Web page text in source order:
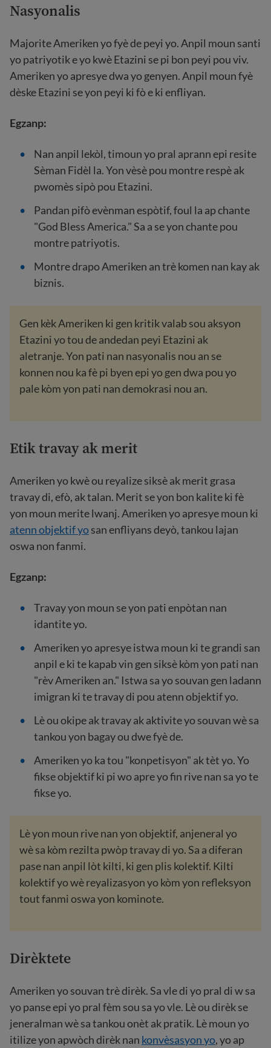
Nasyonalis
Majorite Ameriken yo fyè de peyi yo. Anpil moun santi
yo patriyotik e yo kwè Etazini se pi bon peyi pou viv.
Ameriken yo apresye dwa yo genyen. Anpil moun fyè
dèske Etazini se yon peyi ki fò e ki enfliyan.
Egzanp:
Nan anpil lekòl, timoun yo pral aprann epi resite
Sèman Fidèl la. Yon vèsè pou montre respè ak
pwomès sipò pou Etazini.
Pandan pifò evènman espòtif, foul la ap chante
"God Bless America." Sa a se yon chante pou
montre patriyotis.
Montre drapo Ameriken an trè komen nan kay ak
biznis.
Gen kèk Ameriken ki gen kritik valab sou aksyon
Etazini yo tou de andedan peyi Etazini ak
aletranje. Yon pati nan nasyonalis nou an se
konnen nou ka fè pi byen epi yo gen dwa pou yo
pale kòm yon pati nan demokrasi nou an.
Etik travay ak merit
Ameriken yo kwè ou reyalize siksè ak merit grasa
travay di, efò, ak talan. Merit se yon bon kalite ki fè
yon moun merite lwanj. Ameriken yo apresye moun ki
atenn objektif yosan enfliyans deyò, tankou lajan
oswa non fanmi.
Egzanp:
Travay yon moun se yon pati enpòtan nan
idantite yo.
Ameriken yo apresye istwa moun ki te grandi san
anpil e ki te kapab vin gen siksè kòm yon pati nan
"rèv Ameriken an." Istwa sa yo souvan gen ladann
imigran ki te travay di pou atenn objektif yo.
Lè ou okipe ak travay ak aktivite yo souvan wè sa
tankou yon bagay ou dwe fyè de.
Ameriken yo ka tou "konpetisyon" ak tèt yo. Yo
fikse objektif ki pi wo apre yo fin rive nan sa yo te
fikse yo.
Lè yon moun rive nan yon objektif, anjeneral yo
wè sa kòm rezilta pwòp travay di yo. Sa a diferan
pase nan anpil lòt kilti, ki gen plis kolektif. Kilti
kolektif yo wè reyalizasyon yo kòm yon refleksyon
tout fanmi oswa yon kominote.
Dirèktete
Ameriken yo souvan trè dirèk. Sa vle di yo pral di w sa
yo panse epi yo pral fèm sou sa yo vle. Lè ou dirèk se
jeneralman wè sa tankou onèt ak pratik. Lè moun yo
itilize yon apwòch dirèk nan konvèsasyon yo, yo ap